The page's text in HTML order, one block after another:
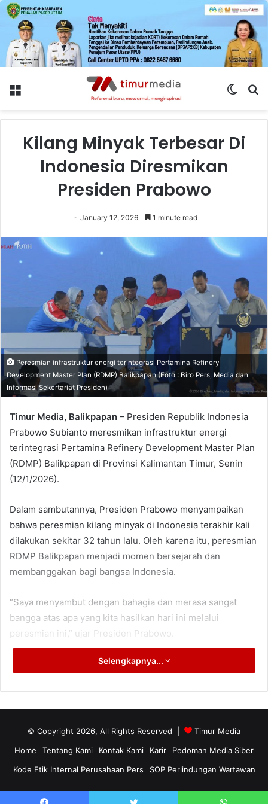
Menu
Switch
Kilang Minyak Terbesar Di
Indonesia Diresmikan
Presiden Prabowo
January 12, 2026 1 minute read
Peresmian infrastruktur energi terintegrasi Pertamina Refinery
Development Master Plan (RDMP) Balikpapan (Foto : Biro Pers, Media dan
Informasi Sekertariat Presiden)
Timur Media, Balikpapan – Presiden Republik Indonesia
Prabowo Subianto meresmikan infrastruktur energi
terintegrasi Pertamina Refinery Development Master Plan
(RDMP) Balikpapan di Provinsi Kalimantan Timur, Senin
(12/1/2026).
Dalam sambutannya, Presiden Prabowo menyampaikan
bahwa peresmian kilang minyak di Indonesia terakhir kali
dilakukan sekitar 32 tahun lalu. Oleh karena itu, peresmian
RDMP Balikpapan menjadi momen bersejarah dan
membanggakan bagi bangsa Indonesia.
“Saya menyambut dengan bahagia dan merasa sangat
bangga atas apa yang kita hasilkan hari ini melalui
peresmian ini,” ujar Presiden Prabowo.
Presiden juga menyampaikan apresiasi dan terima kasih
mewujudkan proyek strategis nasional tersebut, mulai dari
para insinyur, pekerja, aparat keamanan, pemerintah
daerah, manajemen, hingga masyarakat Kalimantan Timur.
“Ini adalah prestasi yang sangat penting bagi negara dan
bangsa,” tegasnya.
Selengkapnya...
© Copyright 2026, All Rights Reserved |
Timur Media
Home
Tentang Kami Kontak Kami Karir
Pedoman Media Siber
Kode Etik Internal Perusahaan Pers
SOP Perlindungan Wartawan